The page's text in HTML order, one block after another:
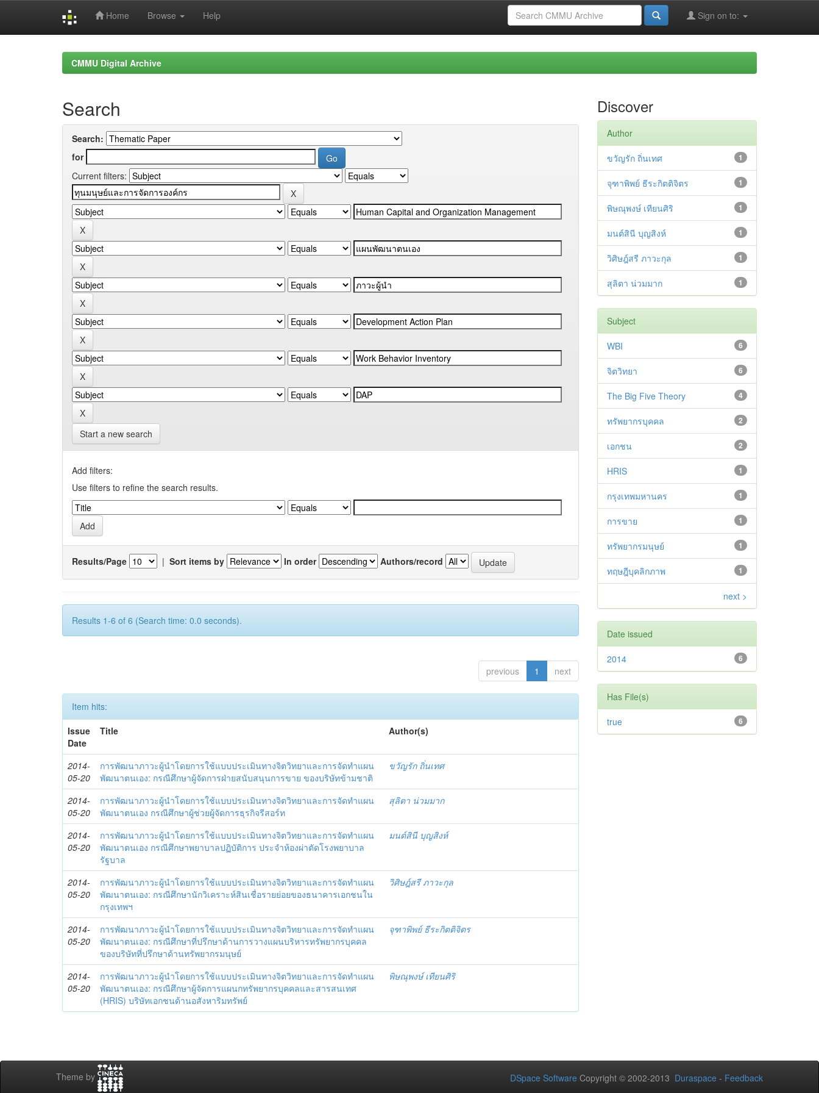
Home Browse Help Sign on to:
CMMU Digital Archive
Search
Search:
for
Current filters:
Start a new search
Add filters:
Use filters to refine the search results.
Results/Page | Sort items by In order Authors/record
Results 1-6 of 6 (Search time: 0.0 seconds).
previous 1 next
Item hits:
Issue
Date
Title Author(s)
2014-
05-20
การพัฒนาภาวะผู้นำโดยการใช้แบบประเมินทางจิตวิทยาและการจัดทำแผน
พัฒนาตนเอง: กรณีศึกษาผู้จัดการฝ่ายสนับสนุนการขาย ของบริษัทข้ามชาติ
ขวัญรัก ถิ่นเทศ
2014-
05-20
การพัฒนาภาวะผู้นำโดยการใช้แบบประเมินทางจิตวิทยาและการจัดทำแผน
พัฒนาตนเอง กรณีศึกษาผู้ช่วยผู้จัดการธุรกิจรีสอร์ท
สุลิตา น่วมมาก
2014-
05-20
การพัฒนาภาวะผู้นำโดยการใช้แบบประเมินทางจิตวิทยาและการจัดทำแผน
พัฒนาตนเอง กรณีศึกษาพยาบาลปฏิบัติการ ประจำห้องผ่าตัดโรงพยาบาล
รัฐบาล
มนต์สินี บุญสิงห์
2014-
05-20
การพัฒนาภาวะผู้นำโดยการใช้แบบประเมินทางจิตวิทยาและการจัดทำแผน
พัฒนาตนเอง: กรณีศึกษานักวิเคราะห์สินเชื่อรายย่อยของธนาคารเอกชนใน
กรุงเทพฯ
วิศิษฎ์สรี ภาวะกุล
2014-
05-20
การพัฒนาภาวะผู้นำโดยการใช้แบบประเมินทางจิตวิทยาและการจัดทำแผน
พัฒนาตนเอง: กรณีศึกษาที่ปรึกษาด้านการวางแผนบริหารทรัพยากรบุคคล
ของบริษัทที่ปรึกษาด้านทรัพยากรมนุษย์
จุฑาพิพย์ ธีระกิตติจิตร
2014-
05-20
การพัฒนาภาวะผู้นำโดยการใช้แบบประเมินทางจิตวิทยาและการจัดทำแผน
พัฒนาตนเอง: กรณีศึกษาผู้จัดการแผนกทรัพยากรบุคคลและสารสนเทศ
(HRIS) บริษัทเอกชนด้านอสังหาริมทรัพย์
พิษณุพงษ์ เทียนศิริ
Discover
Author
1
ขวัญรัก ถิ่นเทศ
1
จุฑาพิพย์ ธีระกิตติจิตร
1
พิษณุพงษ์ เทียนศิริ
1
มนต์สินี บุญสิงห์
1
วิศิษฎ์สรี ภาวะกุล
1
สุลิตา น่วมมาก
Subject
6
WBI
6
จิตวิทยา
4
The Big Five Theory
2
ทรัพยากรบุคคล
2
เอกชน
1
HRIS
1
กรุงเทพมหานคร
1
การขาย
1
ทรัพยากรมนุษย์
1
ทฤษฎีบุคลิกภาพ
next >
Date issued
6
2014
Has File(s)
6
true
Theme by DSpace Software Copyright © 2002-2013 Duraspace - Feedback